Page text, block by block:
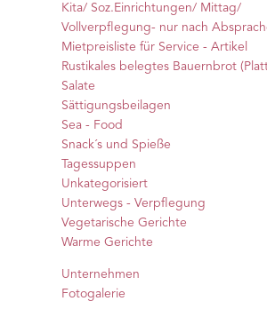
Kita/ Soz.Einrichtungen/ Mittag/
Vollverpflegung- nur nach
Mietpreisliste für Service - Artikel
Rustikales belegtes Bauernbrot
Salate
Sättigungsbeilagen
Sea - Food
Snack´s und Spieße
Tagessuppen
Unkategorisiert
Unterwegs - Verpflegung
Vegetarische Gerichte
Warme Gerichte
Unternehmen
Fotogalerie